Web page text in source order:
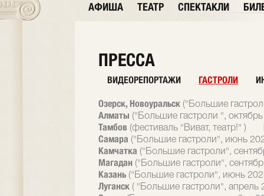
АФИША ТЕАТР СПЕКТАКЛИ
ПРЕССА
ВИДЕОРЕПОРТАЖИ ГАСТРОЛИ
Озерск, Новоуральск ("Большие
Алматы ("Большие гастроли ",
Тамбов (фестиваль "Виват, театр!" )
Самара ("Большие гастроли", июнь
Камчатка ("Большие гастроли",
Магадан ("Большие гастроли",
Казань ("Большие гастроли", июнь
Луганск ( "Большие гастроли", апрель